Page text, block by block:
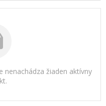
nenachádza žiaden aktívny